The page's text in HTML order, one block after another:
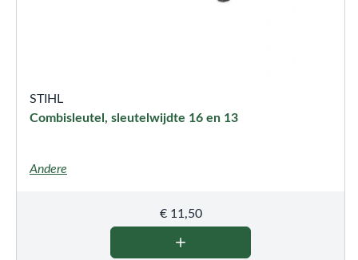
STIHL
Combisleutel, sleutelwijdte 16 en 13
Andere
€11,50